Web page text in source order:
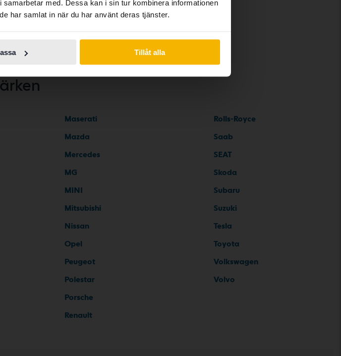
med. Dessa kan i sin tur kombinera informationen
har samlat in när du har använt deras tjänster.
Tillåt alla
Maserati
Mazda
Mercedes
MG
MINI
Mitsubishi
Nissan
Opel
Peugeot
Polestar
Porsche
Renault
Rolls-Royce
Saab
SEAT
Skoda
Subaru
Suzuki
Tesla
Toyota
Volkswagen
Volvo